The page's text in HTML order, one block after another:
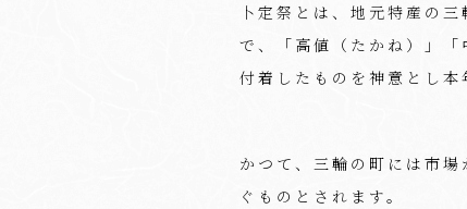
卜定祭とは、地元特産の
で、「高値（たかね）」
付着したものを神意とし本
かつて、三輪の町には市
ぐものとされます。